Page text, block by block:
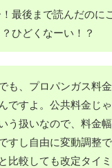
最後まで読んだのに
ひどくなーい！？
も、プロパンガス料
ですよ。公共料金じ
う扱いなので、料金
すし自由に変動調整
比較しても改定タイ